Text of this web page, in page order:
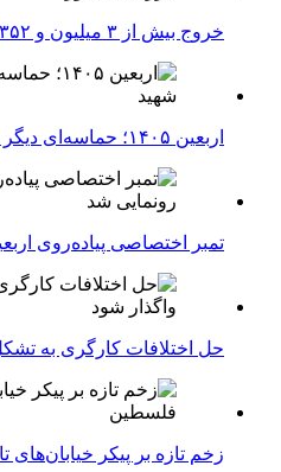
خروج بیش از ۳ میلیون و ۳۵۲ هزار زائر از مرزهای کشور
اربعین ۱۴۰۵؛ حماسه‌ای دیگر با سوگ رهبر شهید
تمبر اختصاصی پیاده‌روی
حل اختلافات کارگری به
زخم تازه بر پیکر